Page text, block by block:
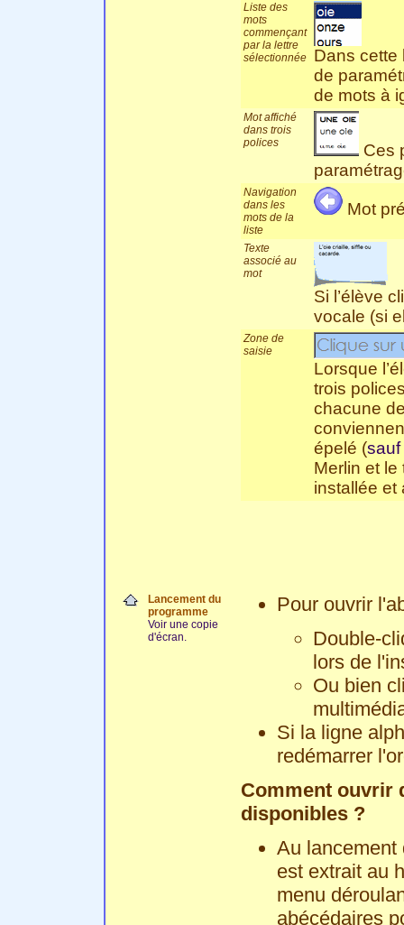
Liste des
mots
commençant
par la lettre
sélectionnée
Dans cette
de
de mots à
Mot affiché
dans trois
polices
Ces
Navigation
dans les
mots de la
liste
Mot
Texte
associé au
mot
Si l’élève
vocale (si
Zone de
saisie
Lorsque
trois
chacune
épelé (sauf
Merlin et
installée et
Lancement du
programme
Voir une copie
d'écran.
Pour ouvrir
Double-
lors de
Ou bien
Si la ligne
redémarrer
Comment ouvrir
disponibles ?
Au lancement
est extrait au
menu
abécédaires